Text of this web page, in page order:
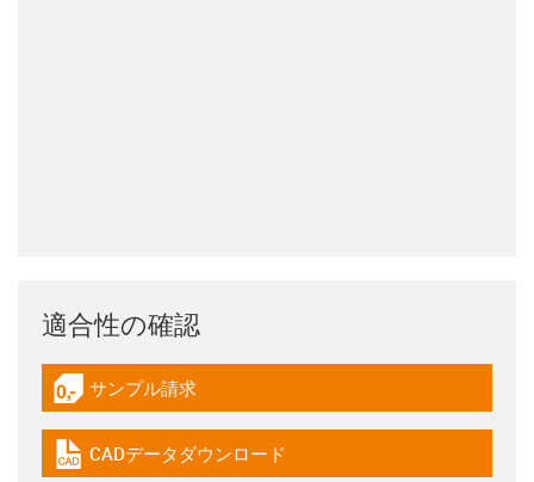
適合性の確認
igus-icon-gratismuster
サンプル請求
igus-icon-cad-dateien
CADデータダウンロード